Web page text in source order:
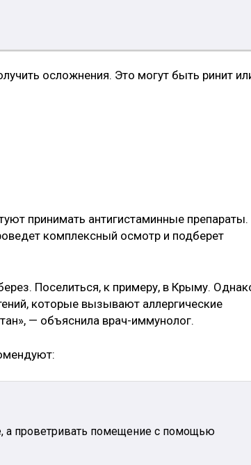
осложнения. Это могут быть ринит
принимать антигистаминные препараты.
комплексный осмотр и подберет
Поселиться, к примеру, в Крыму.
которые вызывают аллергические
— объяснила врач-иммунолог.
а проветривать помещение с помощью